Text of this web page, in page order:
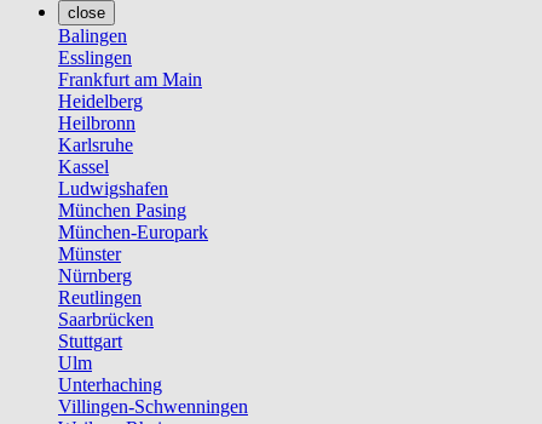
close
Balingen
Esslingen
Frankfurt am Main
Heidelberg
Heilbronn
Karlsruhe
Kassel
Ludwigshafen
München Pasing
München-Europark
Münster
Nürnberg
Reutlingen
Saarbrücken
Stuttgart
Ulm
Unterhaching
Villingen-Schwenningen